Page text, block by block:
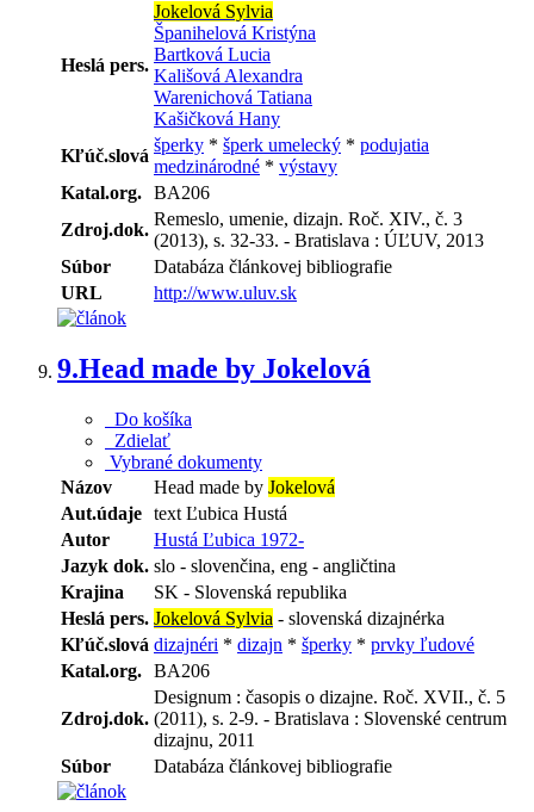
Heslá pers.
Jokelová Sylvia
Španihelová Kristýna
Bartková Lucia
Kališová Alexandra
Warenichová Tatiana
Kašičková Hany
Kľúč.slová
šperky * šperk umelecký * podujatia
medzinárodné * výstavy
Katal.org. BA206
Zdroj.dok.
Remeslo, umenie, dizajn. Roč. XIV., č. 3
(2013), s. 32-33. - Bratislava : ÚĽUV, 2013
Súbor
Databáza článkovej bibliografie
URL
http://www.uluv.sk
9.Head made by Jokelová
Do košíka
Zdielať
Vybrané dokumenty
Názov
Head made by Jokelová
Aut.údaje text Ľubica Hustá
Autor
Hustá Ľubica 1972-
Jazyk dok. slo - slovenčina, eng - angličtina
Krajina
SK - Slovenská republika
Heslá pers. Jokelová Sylvia - slovenská dizajnérka
Kľúč.slová dizajnéri * dizajn * šperky * prvky ľudové
Katal.org. BA206
Zdroj.dok.
Designum : časopis o dizajne. Roč. XVII., č. 5
(2011), s. 2-9. - Bratislava : Slovenské centrum
dizajnu, 2011
Súbor
Databáza článkovej bibliografie